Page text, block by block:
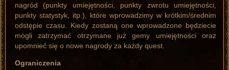
nagród (punkty umiejętności, punkty zwrotu umiejętności,
punkty statystyk, itp.), które wprowadzimy w krótkim/średnim
odstępie czasu. Kiedy zostaną one wprowadzone będziecie
mogli zatrzymać otrzymane już gemy umiejętności oraz
upomnieć się o nowe nagrody za każdy quest.
Ograniczenia